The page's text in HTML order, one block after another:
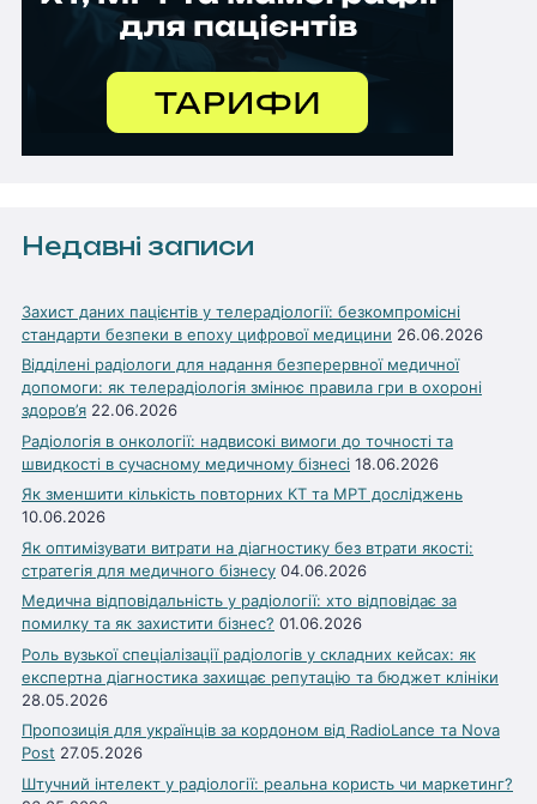
Недавні записи
Захист даних пацієнтів у телерадіології: безкомпромісні
стандарти безпеки в епоху цифрової медицини 26.06.2026
Відділені радіологи для надання безперервної медичної
допомоги: як телерадіологія змінює правила гри в охороні
здоров’я 22.06.2026
Радіологія в онкології: надвисокі вимоги до точності та
швидкості в сучасному медичному бізнесі 18.06.2026
Як зменшити кількість повторних КТ та МРТ досліджень
10.06.2026
Як оптимізувати витрати на діагностику без втрати якості:
стратегія для медичного бізнесу 04.06.2026
Медична відповідальність у радіології: хто відповідає за
помилку та як захистити бізнес? 01.06.2026
Роль вузької спеціалізації радіологів у складних кейсах: як
експертна діагностика захищає репутацію та бюджет клініки
28.05.2026
Пропозиція для українців за кордоном від RadioLance та Nova
Post 27.05.2026
Штучний інтелект у радіології: реальна користь чи маркетинг?